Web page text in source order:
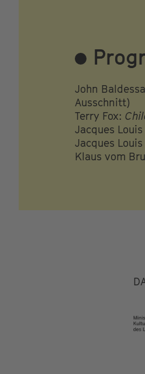
John
Ausschnitt)
Terry Fox:
Jacques
Jacques
Klaus vom